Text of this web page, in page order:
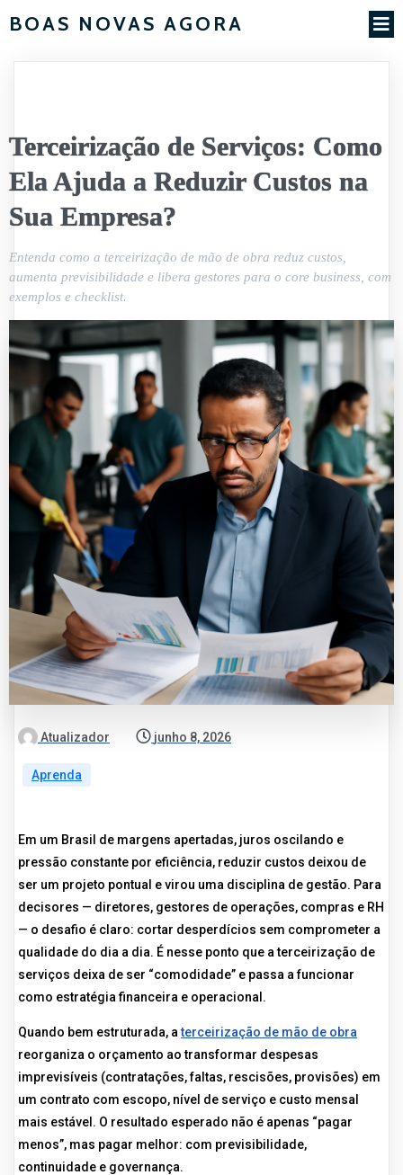
BOAS NOVAS AGORA
Terceirização de Serviços: Como
Ela Ajuda a Reduzir Custos na
Sua Empresa?
Entenda como a terceirização de mão de obra reduz custos,
aumenta previsibilidade e libera gestores para o core business, com
exemplos e checklist.
Atualizador junho 8, 2026
Aprenda
Em um Brasil de margens apertadas, juros oscilando e
pressão constante por eficiência, reduzir custos deixou de
ser um projeto pontual e virou uma disciplina de gestão. Para
decisores — diretores, gestores de operações, compras e RH
— o desafio é claro: cortar desperdícios sem comprometer a
qualidade do dia a dia. É nesse ponto que a terceirização de
serviços deixa de ser “comodidade” e passa a funcionar
como estratégia financeira e operacional.
Quando bem estruturada, aterceirização de mão de obra
reorganiza o orçamento ao transformar despesas
imprevisíveis (contratações, faltas, rescisões, provisões) em
um contrato com escopo, nível de serviço e custo mensal
mais estável. O resultado esperado não é apenas “pagar
menos”, mas pagar melhor: com previsibilidade,
continuidade e governança.